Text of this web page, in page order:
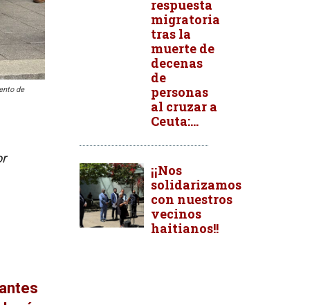
de
respuesta
migratoria
tras la
muerte de
decenas
de
personas
al cruzar a
Ceuta:...
¡¡Nos
solidarizamos
con nuestros
vecinos
haitianos!!